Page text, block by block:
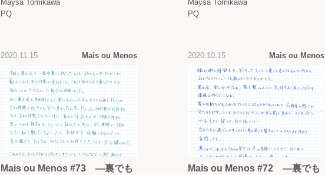
Maysa Tomikawa
PQ
Maysa Tomikawa
PQ
2020.11.15 Mais ou Menos
Mais ou Menos #73 —裏でも
2020.10.15 Mais ou Menos
Mais ou Menos #72 —裏でも